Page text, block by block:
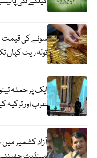
سونے کی قیمت
تولہ ریٹ کہاں
ایک پر حملہ
عرب اور ترکیہ
آزاد کشمیر